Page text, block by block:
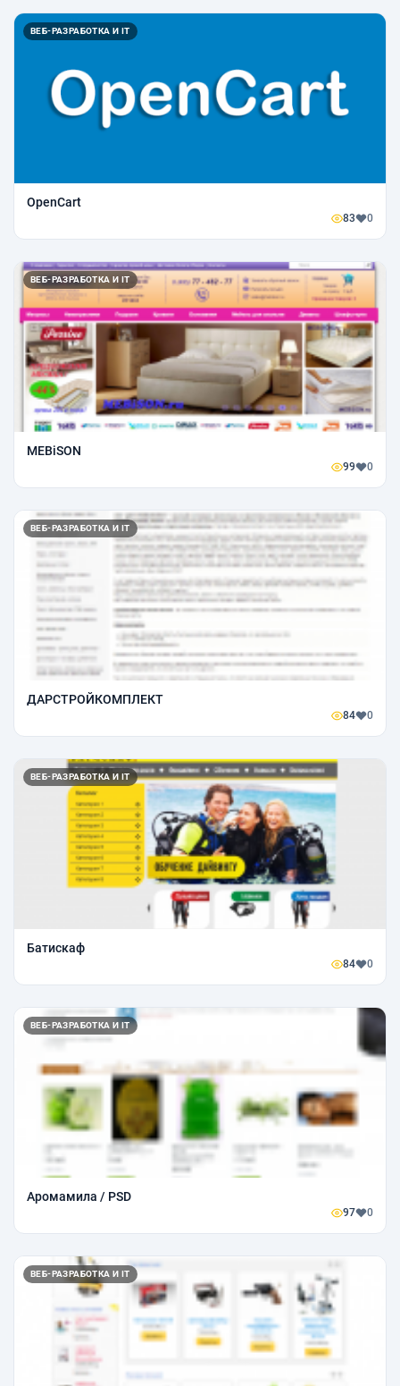
ВЕБ-РАЗРАБОТКА И IT
OpenCart
83 0
ВЕБ-РАЗРАБОТКА И IT
MEBiSON
99 0
ВЕБ-РАЗРАБОТКА И IT
ДАРСТРОЙКОМПЛЕКТ
84 0
ВЕБ-РАЗРАБОТКА И IT
Батискаф
84 0
ВЕБ-РАЗРАБОТКА И IT
Аромамила / PSD
97 0
ВЕБ-РАЗРАБОТКА И IT